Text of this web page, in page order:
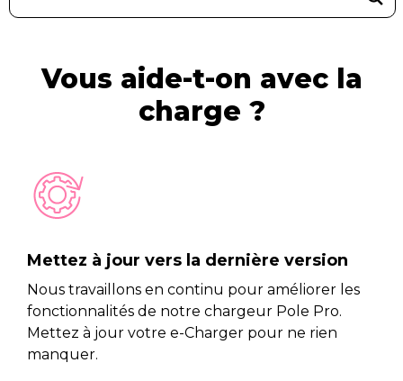
Vous aide-t-on avec la
charge ?
Mettez à jour vers la dernière version
Nous travaillons en continu pour améliorer les
fonctionnalités de notre chargeur Pole Pro.
Mettez à jour votre e-Charger pour ne rien
manquer.